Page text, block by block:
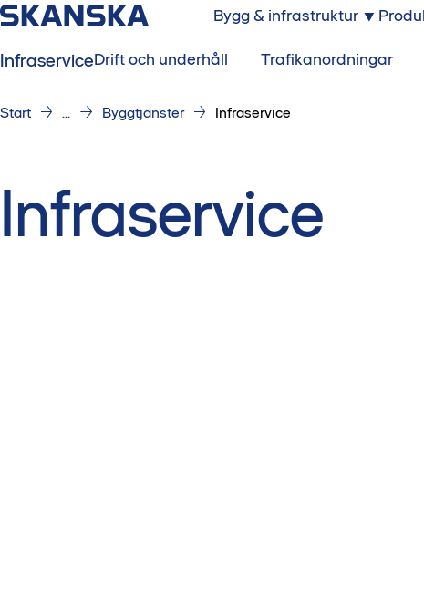
Bygg & infrastruktur
InfraserviceDrift och underhåll Trafikanordningar
Start ... Byggtjänster Infraservice
Infraservice